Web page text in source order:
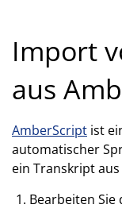
Import
aus
AmberScript ist
automatischer
ein Transkript
Bearbeiten